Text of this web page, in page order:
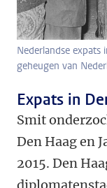
Nederlandse
geheugen van
Expats in
Smit
Den Haag en
2015. Den